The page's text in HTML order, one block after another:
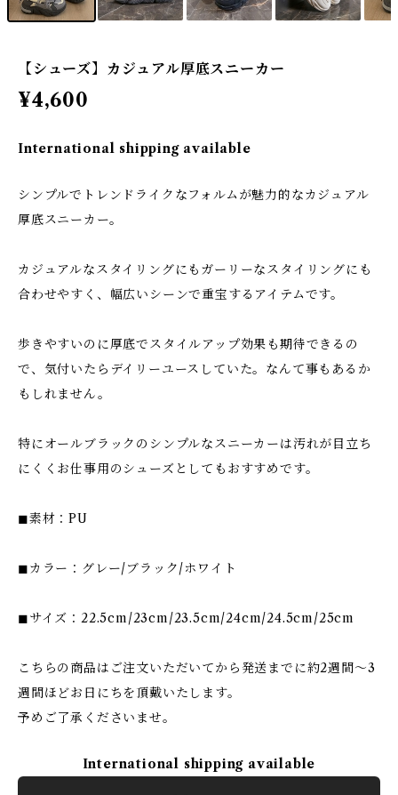
【シューズ】カジュアル厚底スニーカー
¥4,600
International shipping available
シンプルでトレンドライクなフォルムが魅力的なカジュアル
厚底スニーカー。
カジュアルなスタイリングにもガーリーなスタイリングにも
合わせやすく、幅広いシーンで重宝するアイテムです。
歩きやすいのに厚底でスタイルアップ効果も期待できるの
で、気付いたらデイリーユースしていた。なんて事もあるか
もしれません。
特にオールブラックのシンプルなスニーカーは汚れが目立ち
にくくお仕事用のシューズとしてもおすすめです。
◼︎素材：PU
◼︎カラー：グレー/ブラック/ホワイト
◼︎サイズ：22.5cm/23cm/23.5cm/24cm/24.5cm/25cm
こちらの商品はご注文いただいてから発送までに約2週間〜3
週間ほどお日にちを頂戴いたします。
予めご了承くださいませ。
International shipping available